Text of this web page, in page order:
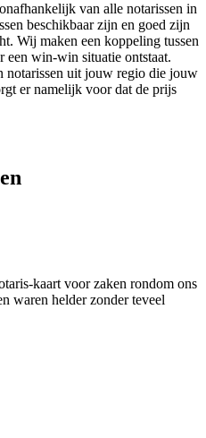
van alle notarissen in
beschikbaar zijn en goed zijn
Wij maken een koppeling tussen
een win-win situatie ontstaat.
notarissen uit jouw regio die jouw
er namelijk voor dat de prijs
kaart voor zaken rondom ons
waren helder zonder teveel